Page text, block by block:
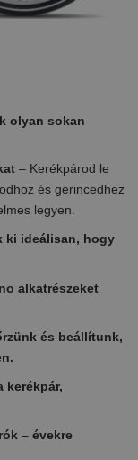
olyan sokan
– Kerékpárod le
és gerincedhez
legyen.
ki ideálisan, hogy
alkatrészeket
és beállítunk,
kerékpár,
– évekre